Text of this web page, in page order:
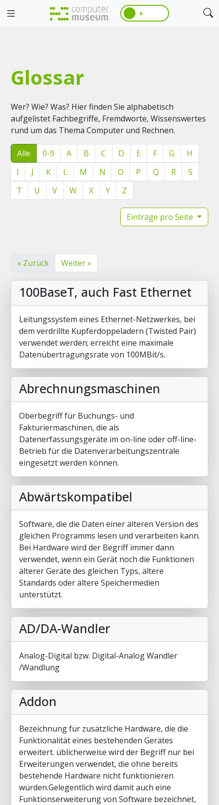
☀️
Glossar
Wer? Wie? Was? Hier finden Sie alphabetisch
aufgelistet Fachbegriffe, Fremdworte, Wissenswertes
rund um das Thema Computer und Rechnen.
Alle 0-9 A B C D E F G
H
I
J K L M N O P Q R
S
T
U V W X Y Z
Einträge pro Seite
« Zurück Weiter »
100BaseT, auch Fast Ethernet
Leitungssystem eines Ethernet-Netzwerkes, bei
dem verdrillte Kupferdoppeladern (Twisted Pair)
verwendet werden; erreicht eine maximale
Datenübertragungsrate von 100MBit/s.
Abrechnungsmaschinen
Oberbegriff für Buchungs- und
Fakturiermaschinen, die als
Datenerfassungsgeräte im on-line oder off-line-
Betrieb für die Datenverarbeitungszentrale
eingesetzt werden können.
Abwärtskompatibel
Software, die die Daten einer älteren Version des
gleichen Programms lesen und verarbeiten kann.
Bei Hardware wird der Begriff immer dann
verwendet, wenn ein Gerät noch die Funktionen
älterer Geräte des gleichen Typs, ältere
Standards oder ältere Speichermedien
unterstützt.
AD/DA-Wandler
Analog-Digital bzw. Digital-Analog Wandler
/Wandlung
Addon
Bezeichnung für zusätzliche Hardware, die die
Funktionalität eines bestehenden Gerätes
erweitert. üblicherweise wird der Begriff nur bei
Erweiterungen verwendet, die ohne bereits
bestehende Hardware nicht funktionieren
würden.Gelegentlich wird damit auch eine
Funktionserweiterung von Software bezeichnet,